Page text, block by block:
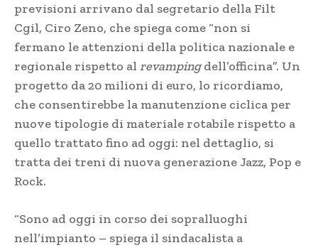
previsioni arrivano dal segretario della Filt
Cgil, Ciro Zeno, che spiega come “non si
fermano le attenzioni della politica nazionale e
regionale rispetto al revampingdell’officina”. Un
progetto da 20 milioni di euro, lo ricordiamo,
che consentirebbe la manutenzione ciclica per
nuove tipologie di materiale rotabile rispetto a
quello trattato fino ad oggi: nel dettaglio, si
tratta dei treni di nuova generazione Jazz, Pop e
Rock.
“Sono ad oggi in corso dei sopralluoghi
nell’impianto – spiega il sindacalista a